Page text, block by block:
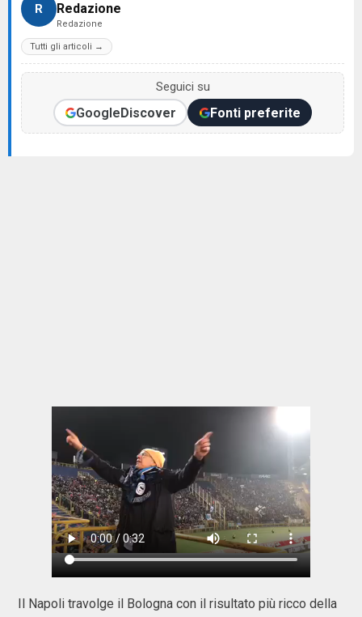
R Redazione
Redazione
Tutti gli articoli →
Seguici su
GoogleDiscover Fonti preferite
Il Napoli travolge il Bologna con il risultato più ricco della